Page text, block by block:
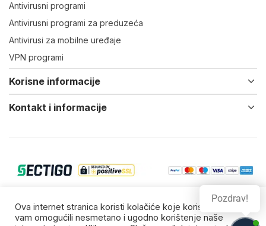
Antivirusni programi
Antivirusni programi za preduzeća
Antivirusi za mobilne uređaje
VPN programi
Korisne informacije
Kontakt i informacije
© 2022-24 Virtual IT d.o.o. Vsa prava zadržana.
Ova internet stranica koristi kolačiće koje koristimo da bi
vam omogućili nesmetano i ugodno korištenje naše
Pozdrav!